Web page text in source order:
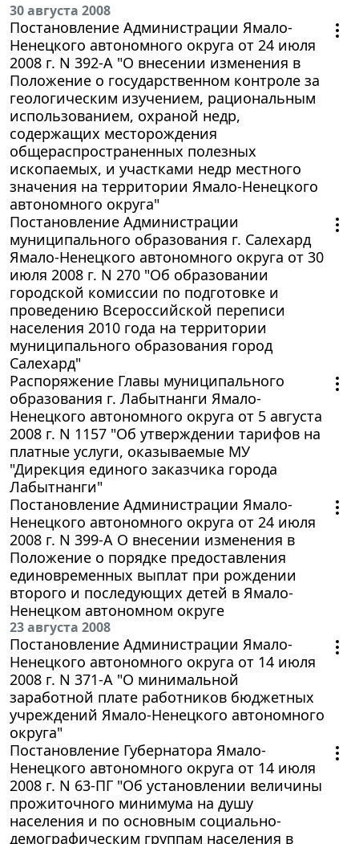
30 августа 2008
Постановление Администрации Ямало-
Ненецкого автономного округа от 24 июля
2008 г. N 392-А "О внесении изменения в
Положение о государственном контроле за
геологическим изучением, рациональным
использованием, охраной недр,
содержащих месторождения
общераспространенных полезных
ископаемых, и участками недр местного
значения на территории Ямало-Ненецкого
автономного округа"
Постановление Администрации
муниципального образования г. Салехард
Ямало-Ненецкого автономного округа от 30
июля 2008 г. N 270 "Об образовании
городской комиссии по подготовке и
проведению Всероссийской переписи
населения 2010 года на территории
муниципального образования город
Салехард"
Распоряжение Главы муниципального
образования г. Лабытнанги Ямало-
Ненецкого автономного округа от 5 августа
2008 г. N 1157 "Об утверждении тарифов на
платные услуги, оказываемые МУ
"Дирекция единого заказчика города
Лабытнанги"
Постановление Администрации Ямало-
Ненецкого автономного округа от 24 июля
2008 г. N 399-А О внесении изменения в
Положение о порядке предоставления
единовременных выплат при рождении
второго и последующих детей в Ямало-
Ненецком автономном округе
23 августа 2008
Постановление Администрации Ямало-
Ненецкого автономного округа от 14 июля
2008 г. N 371-А "О минимальной
заработной плате работников бюджетных
учреждений Ямало-Ненецкого автономного
округа"
Постановление Губернатора Ямало-
Ненецкого автономного округа от 14 июля
2008 г. N 63-ПГ "Об установлении величины
прожиточного минимума на душу
населения и по основным социально-
демографическим группам населения в